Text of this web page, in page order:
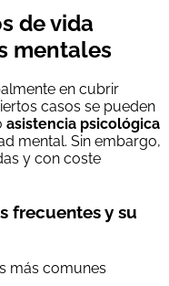
de vida
mentales
en cubrir
casos se pueden
asistencia psicológica
mental. Sin embargo,
y con coste
frecuentes y su
más comunes